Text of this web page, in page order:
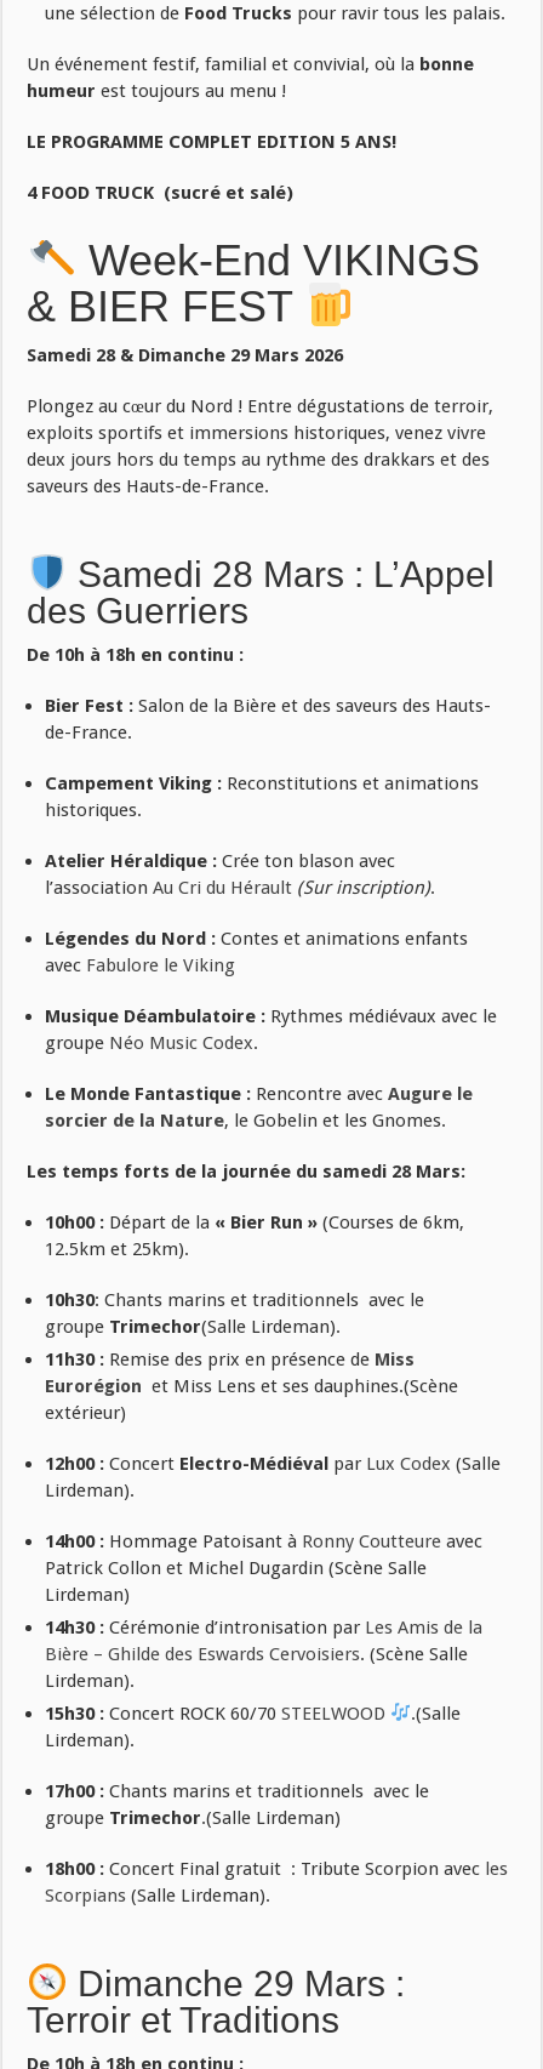
une sélection de Food Trucks pour ravir tous les palais.
Un événement festif, familial et convivial, où la bonne
humeur est toujours au menu !
LE PROGRAMME COMPLET EDITION 5 ANS!
4 FOOD TRUCK (sucré et salé)
Week-End VIKINGS
& BIER FEST
Samedi 28 & Dimanche 29 Mars 2026
Plongez au cœur du Nord ! Entre dégustations de terroir,
exploits sportifs et immersions historiques, venez vivre
deux jours hors du temps au rythme des drakkars et des
saveurs des Hauts-de-France.
Samedi 28 Mars : L’Appel
des Guerriers
De 10h à 18h en continu :
Bier Fest : Salon de la Bière et des saveurs des Hauts-
de-France.
Campement Viking : Reconstitutions et animations
historiques.
Atelier Héraldique : Crée ton blason avec
l’associationAu Cri du Hérault (Sur inscription).
Légendes du Nord : Contes et animations enfants
avec Fabulore le Viking
Musique Déambulatoire : Rythmes médiévaux avec le
groupe Néo Music Codex.
Le Monde Fantastique : Rencontre avecAugure le
sorcier de la Nature, le Gobelin et les Gnomes.
Les temps forts de la journée du samedi 28 Mars:
10h00 : Départ de la « Bier Run » (Courses de 6km,
12.5km et 25km).
10h30: Chants marins et traditionnels avec le
groupe Trimechor(Salle Lirdeman).
11h30 : Remise des prix en présence de Miss
Eurorégion et Miss Lens et ses dauphines.(Scène
extérieur)
12h00 : Concert Electro-Médiéval par Lux Codex (Salle
Lirdeman).
14h00 : Hommage Patoisant à Ronny Coutteure avec
Patrick Collon et Michel Dugardin (Scène Salle
Lirdeman)
14h30 :Cérémonie d’intronisation par Les Amis de la
Bière – Ghilde des Eswards Cervoisiers. (Scène Salle
Lirdeman).
15h30 : Concert ROCK 60/70STEELWOOD
.(Salle
Lirdeman).
17h00 : Chants marins et traditionnels avec le
groupe Trimechor.(Salle Lirdeman)
18h00 : Concert Final gratuit : Tribute Scorpion avec les
Scorpians (Salle Lirdeman).
Dimanche 29 Mars :
Terroir et Traditions
De 10h à 18h en continu :